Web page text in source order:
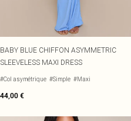
BABY BLUE CHIFFON ASYMMETRIC
SLEEVELESS MAXI DRESS
#Col asymétrique #Simple #Maxi
44,00 €